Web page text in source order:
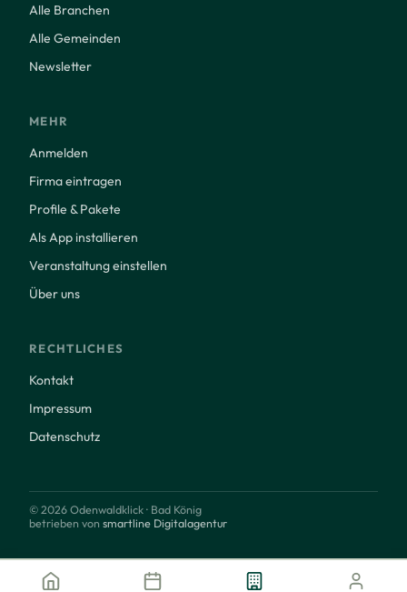
Alle Branchen
Alle Gemeinden
Newsletter
MEHR
Anmelden
Firma eintragen
Profile & Pakete
Als App installieren
Veranstaltung einstellen
Über uns
RECHTLICHES
Kontakt
Impressum
Datenschutz
© 2026 Odenwaldklick · Bad König
betrieben von smartline Digitalagentur